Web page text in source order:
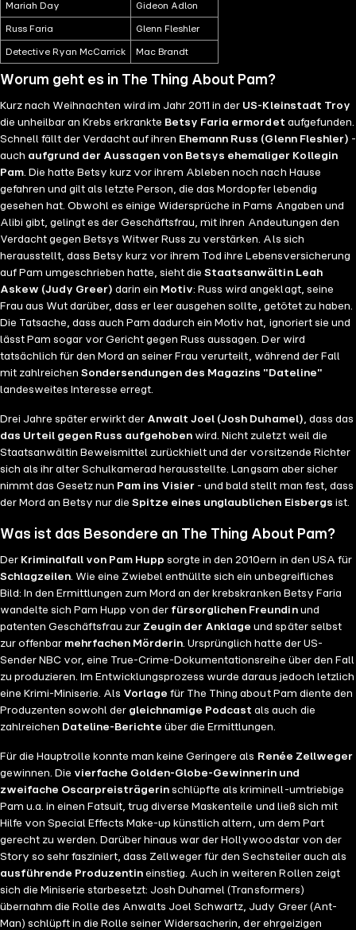
Mariah Day Gideon Adlon
Russ Faria Glenn Fleshler
Detective Ryan McCarrick Mac Brandt
Worum geht es in The Thing About Pam?
Kurz nach Weihnachten wird im Jahr 2011 in der US-Kleinstadt Troy
die unheilbar an Krebs erkrankte Betsy Faria ermordet aufgefunden.
Schnell fällt der Verdacht auf ihren Ehemann Russ (Glenn Fleshler) -
auch aufgrund der Aussagen von Betsys ehemaliger Kollegin
Pam. Die hatte Betsy kurz vor ihrem Ableben noch nach Hause
gefahren und gilt als letzte Person, die das Mordopfer lebendig
gesehen hat. Obwohl es einige Widersprüche in Pams Angaben und
Alibi gibt, gelingt es der Geschäftsfrau, mit ihren Andeutungen den
Verdacht gegen Betsys Witwer Russ zu verstärken. Als sich
herausstellt, dass Betsy kurz vor ihrem Tod ihre Lebensversicherung
auf Pam umgeschrieben hatte, sieht dieStaatsanwältin Leah
Askew (Judy Greer) darin ein Motiv: Russ wird angeklagt, seine
Frau aus Wut darüber, dass er leer ausgehen sollte, getötet zu haben.
Die Tatsache, dass auch Pam dadurch ein Motiv hat, ignoriert sie und
lässt Pam sogar vor Gericht gegen Russ aussagen. Der wird
tatsächlich für den Mord an seiner Frau verurteilt, während der Fall
mit zahlreichenSondersendungen des Magazins "Dateline"
landesweites Interesse erregt.
Drei Jahre später erwirkt der Anwalt Joel (Josh Duhamel), dass das
das Urteil gegen Russ aufgehoben wird. Nicht zuletzt weil die
Staatsanwältin Beweismittel zurückhielt und der vorsitzende Richter
sich als ihr alter Schulkamerad herausstellte. Langsam aber sicher
nimmt das Gesetz nun Pam ins Visier - und bald stellt man fest, dass
der Mord an Betsy nur dieSpitze eines unglaublichen Eisbergs ist.
Was ist das Besondere an The Thing About Pam?
Der Kriminalfall von Pam Hupp sorgte in den 2010ern in den USA für
Schlagzeilen. Wie eine Zwiebel enthüllte sich ein unbegreifliches
Bild: In den Ermittlungen zum Mord an der krebskranken Betsy Faria
wandelte sich Pam Hupp von der fürsorglichen Freundinund
patenten Geschäftsfrau zur Zeugin der Anklage und später selbst
zur offenbar mehrfachen Mörderin. Ursprünglich hatte der US-
Sender NBC vor, eine True-Crime-Dokumentationsreihe über den Fall
zu produzieren. Im Entwicklungsprozess wurde daraus jedoch letzlich
eine Krimi-Miniserie. Als Vorlage für The Thing about Pam diente den
Produzenten sowohl der gleichnamige Podcast als auch die
zahlreichen Dateline-Berichte über die Ermittlungen.
Für die Hauptrolle konnte man keine Geringere als Renée Zellweger
gewinnen. Die vierfache Golden-Globe-Gewinnerin und
zweifache Oscarpreisträgerin schlüpfte als kriminell-umtriebige
Pam u.a. in einen Fatsuit, trug diverse Maskenteile und ließ sich mit
Hilfe von Special Effects Make-up künstlich altern, um dem Part
gerecht zu werden. Darüber hinaus war der Hollywoodstar von der
Story so sehr fasziniert, dass Zellweger für den Sechsteiler auch als
ausführende Produzentin einstieg. Auch in weiteren Rollen zeigt
sich die Miniserie starbesetzt: Josh Duhamel (Transformers)
übernahm die Rolle des Anwalts Joel Schwartz, Judy Greer (Ant-
Man) schlüpft in die Rolle seiner Widersacherin, der ehrgeizigen